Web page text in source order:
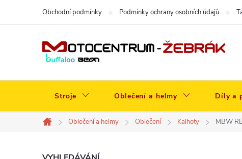
Obchodní podmínky Podmínky ochrany osobních údajů
Stroje Oblečení a helmy Díly a
Domů
Oblečení a helmy Oblečení Kalhoty MBW